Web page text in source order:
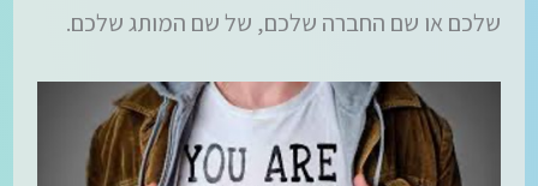
שלכם או שם החברה שלכם, של שם המותג שלכם.